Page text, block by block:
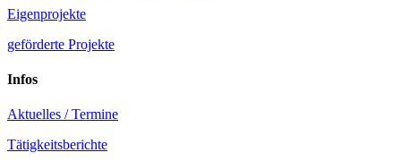
Eigenprojekte
geförderte Projekte
Infos
Aktuelles / Termine
Tätigkeitsberichte